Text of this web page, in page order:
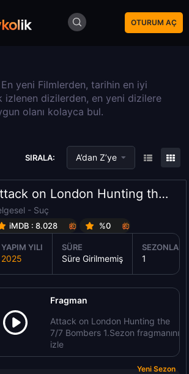
OTURUM AÇ
yeni Filmlerden, tarihin en iyi
izlenen dizilerden, en yeni dizilere
olanı kolayca bul.
SIRALA: A’dan Z’ye
Attack on London Hunting the 7/7 Bombers 1.Sezon izle
- Suç
iMDB : 8.028 %0
YAPIM YILI
2025
SÜRE
Süre Girilmemiş
SEZONLAR
1
Fragman
Attack on London Hunting the
7/7 Bombers 1.Sezon fragmanını
izle
Yeni Sezon